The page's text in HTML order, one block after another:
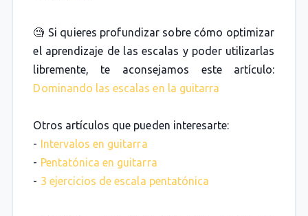
🧐 Si quieres profundizar sobre cómo optimizar
el aprendizaje de las escalas y poder utilizarlas
libremente, te aconsejamos este artículo:
Dominando las escalas en la guitarra
Otros artículos que pueden interesarte:
- Intervalos en guitarra
- Pentatónica en guitarra
- 3 ejercicios de escala pentatónica